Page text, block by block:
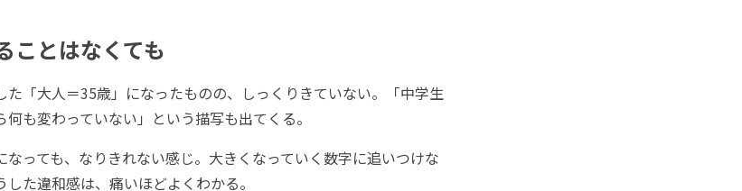
ことはなくても
「大人＝35歳」になったものの、しっくりきていない。「中学生
も変わっていない」という描写も出てくる。
っても、なりきれない感じ。大きくなっていく数字に追いつけな
た違和感は、痛いほどよくわかる。